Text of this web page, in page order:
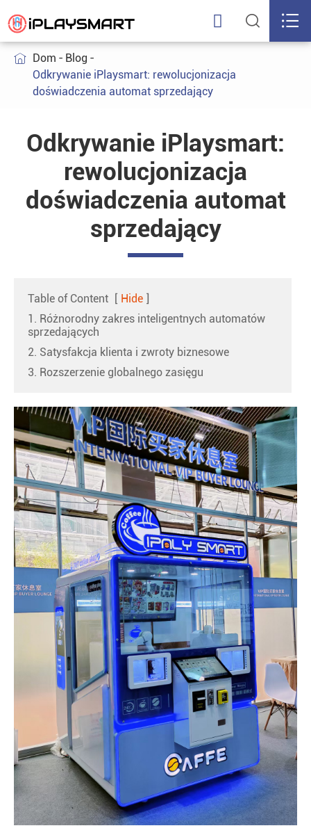
  
 Dom
Blog
Odkrywanie iPlaysmart: rewolucjonizacja
doświadczenia automat sprzedający
Odkrywanie iPlaysmart:
rewolucjonizacja
doświadczenia automat
sprzedający
Table of Content [ Hide ]
1. Różnorodny zakres inteligentnych automatów
sprzedających
2. Satysfakcja klienta i zwroty biznesowe
3. Rozszerzenie globalnego zasięgu